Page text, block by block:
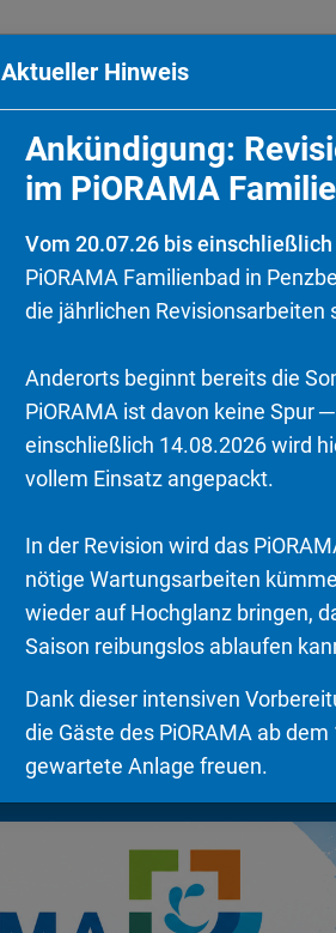
Hallenbad Sauna
Aktueller Hinweis
Ankündigung:
im PiORAMA
Vom 20.07.26 bis
PiORAMA Familienbad in
die jährlichen Revisionsarbeiten
Anderorts beginnt bereits die
PiORAMA ist davon keine Spur
einschließlich 14.08.2026 wird
vollem Einsatz angepackt.
In der Revision wird das
nötige Wartungsarbeiten
wieder auf Hochglanz bringen,
Saison reibungslos ablaufen
Dank dieser intensiven
die Gäste des PiORAMA ab dem
gewartete Anlage freuen.